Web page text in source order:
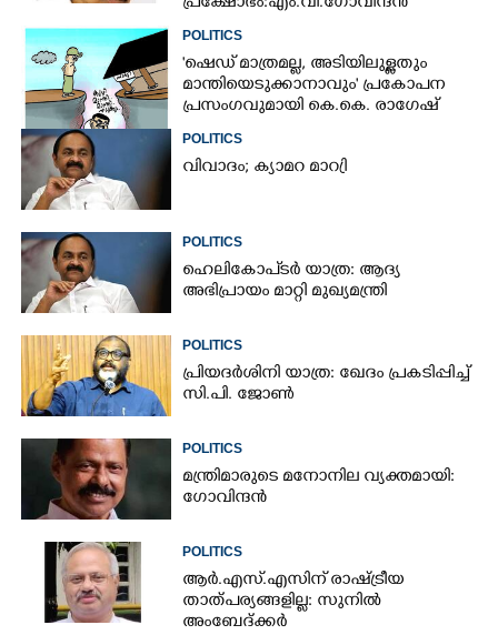
POLITICS
'ഷെഡ് മാത്രമല്ല, അടിയിലുള്ളതും
മാന്തിയെടുക്കാനാവും' പ്രകോപന
പ്രസംഗവുമായി കെ.കെ. രാഗേഷ്
POLITICS
വിവാദം; ക്യാമറ മാറ്രി
POLITICS
ഹെലികോപ്ടർ യാത്ര: ആദ്യ
അഭിപ്രായം മാറ്റി മുഖ്യമന്ത്രി
POLITICS
പ്രിയദർശിനി യാത്ര: ഖേദം പ്രകടിപ്പിച്ച്
സി.പി. ജോൺ
POLITICS
മന്ത്രിമാരുടെ മനോനില വ്യക്തമായി:
ഗോവിന്ദൻ
POLITICS
ആർ.എസ്.എസിന് രാഷ്ട്രീയ
താത്പര്യങ്ങളില്ല: സുനിൽ
അംബേദ്ക്കർ